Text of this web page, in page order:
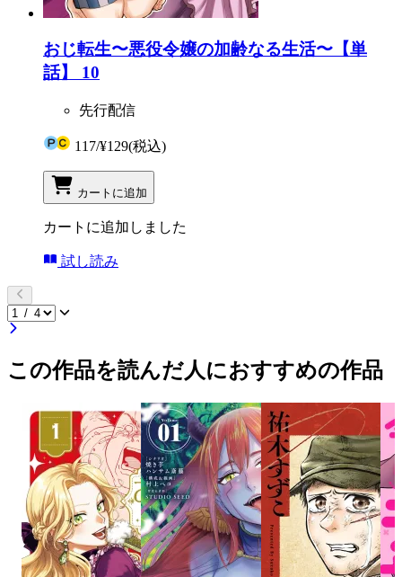
おじ転生〜悪役令嬢の加齢なる生活〜【単
話】 10
先行配信
117/¥129(税込)
カートに追加
カートに追加しました
試し読み
この作品を読んだ人におすすめの作品